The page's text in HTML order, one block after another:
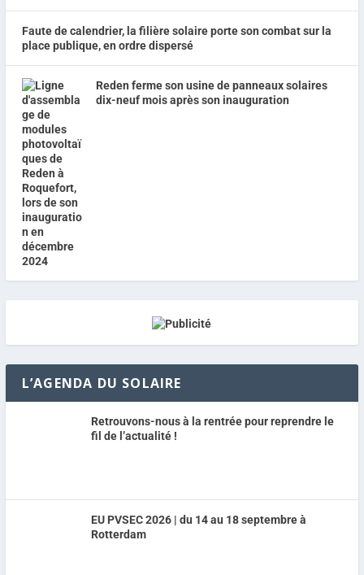
Faute de calendrier, la filière solaire porte son combat sur la
place publique, en ordre dispersé
Reden ferme son usine de panneaux solaires
dix-neuf mois après son inauguration
L’AGENDA DU SOLAIRE
Retrouvons-nous à la rentrée pour reprendre le
fil de l’actualité !
EU PVSEC 2026 | du 14 au 18 septembre à
Rotterdam